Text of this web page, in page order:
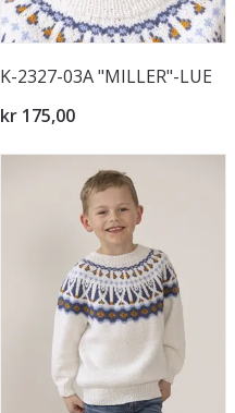
K-2327-03A "MILLER"-LUE
kr 175,00